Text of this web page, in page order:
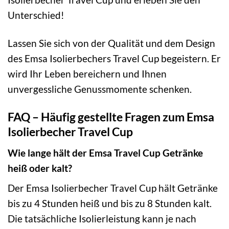
Unterschied!
Lassen Sie sich von der Qualität und dem Design
des Emsa Isolierbechers Travel Cup begeistern. Er
wird Ihr Leben bereichern und Ihnen
unvergessliche Genussmomente schenken.
FAQ – Häufig gestellte Fragen zum Emsa
Isolierbecher Travel Cup
Wie lange hält der Emsa Travel Cup Getränke
heiß oder kalt?
Der Emsa Isolierbecher Travel Cup hält Getränke
bis zu 4 Stunden heiß und bis zu 8 Stunden kalt.
Die tatsächliche Isolierleistung kann je nach